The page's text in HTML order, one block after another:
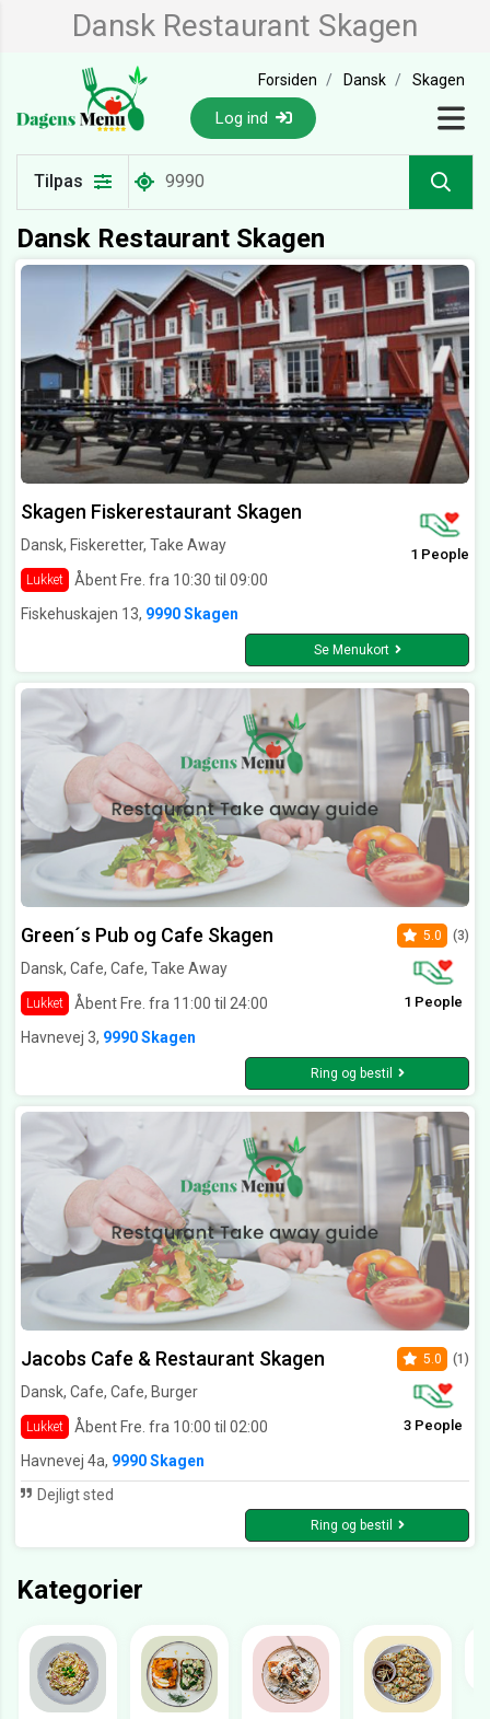
Dansk Restaurant Skagen
Forsiden Dansk Skagen
Log ind
Tilpas
Dansk Restaurant Skagen
Skagen Fiskerestaurant Skagen
Dansk, Fiskeretter, Take Away
Lukket Åbent Fre. fra 10:30 til 09:00
1 People
Fiskehuskajen 13, 9990 Skagen
Se Menukort
Green´s Pub og Cafe Skagen
Dansk, Cafe, Cafe, Take Away
Lukket Åbent Fre. fra 11:00 til 24:00
5.0 (3)
1 People
Havnevej 3, 9990 Skagen
Ring og bestil
Jacobs Cafe & Restaurant Skagen
Dansk, Cafe, Cafe, Burger
Lukket Åbent Fre. fra 10:00 til 02:00
5.0 (1)
3 People
Havnevej 4a, 9990 Skagen
Dejligt sted
Ring og bestil
Kategorier